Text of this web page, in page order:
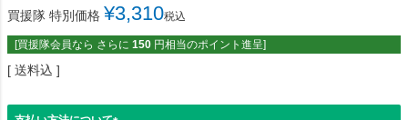
買援隊 特別価格 ¥3,310税込
[買援隊会員なら さらに 150 円相当のポイント進呈]
送料込